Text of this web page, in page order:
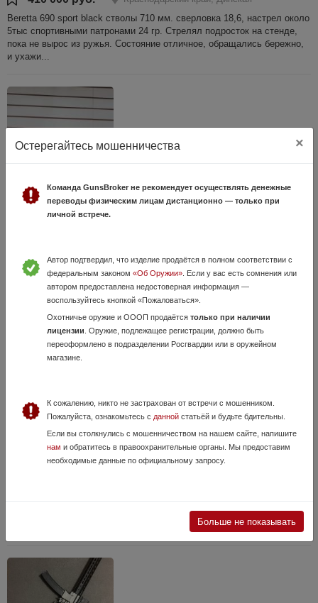
Beretta 690 sport black стволы 710 мм. сверловка 18,6, настрел около
5тыс спортивными патронами 24 гр. Стрелял подросток на стенде,
пока не вырос из ружья. Состояние отличное, обращались бережно,
и ухажи...
ТОЗ 63 Штучный
ТОЗ 63 Штучный г.в. 1970 кал. 16 цена 30 000 рублей Находится в
магазине Охотник Анапа Паспорт на ружье прилагается.
ИЖ-43
28 Июля, в 11:47
30 000 руб.
приклад и чехол идут комплектом, стволы в идеале все сменные
Остерегайтесь мошенничества ×
Команда GunsBroker не рекомендует осуществлять денежные
переводы физическим лицам дистанционно — только при
личной встрече.
Автор подтвердил, что изделие продаётся в полном соответствии с
федеральным законом «Об Оружии». Если у вас есть сомнения или
автором предоставлена недостоверная информация —
воспользуйтесь кнопкой «Пожаловаться».
Охотничье оружие и ОООП продаётся только при наличии
лицензии . Оружие, подлежащее регистрации, должно быть
переоформлено в подразделении Росгвардии или в оружейном
магазине.
К сожалению, никто не застрахован от встречи с мошенником.
Пожалуйста, ознакомьтесь с даннойстатьёй и будьте бдительны.
Если вы столкнулись с мошенничеством на нашем сайте, напишите
нам и обратитесь в правоохранительные органы. Мы предоставим
необходимые данные по официальному запросу.
Больше не показывать